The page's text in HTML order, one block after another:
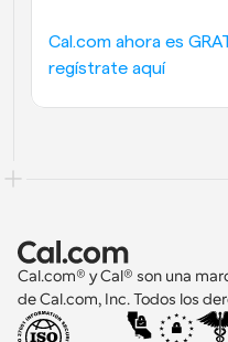
Cal.com ahora es
regístrate aquí
Cal.com® y Cal® son una
de Cal.com, Inc. Todos los